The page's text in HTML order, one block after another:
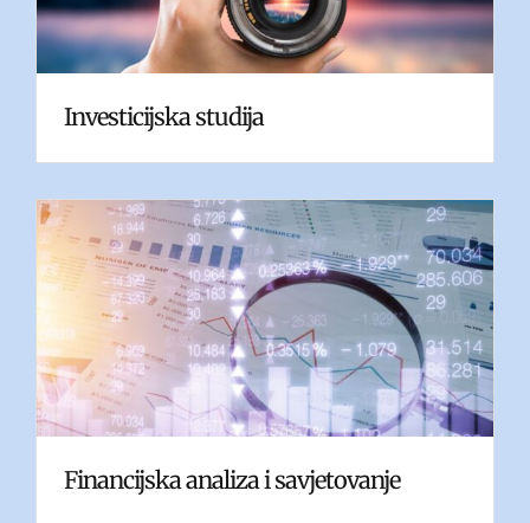
Investicijska studija
Financijska analiza i savjetovanje